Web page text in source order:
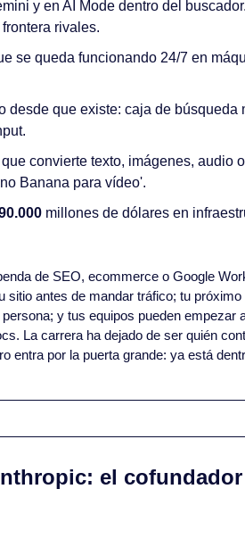
y en AI Mode dentro del
rivales.
se queda funcionando 24/7 en
desde que existe: caja de búsqueda
convierte texto, imágenes, audio
Banana para vídeo'.
millones de dólares en
de SEO, ecommerce o Google
antes de mandar tráfico; tu
y tus equipos pueden empezar
La carrera ha dejado de ser quién
entra por la puerta grande: ya está
el cofundador